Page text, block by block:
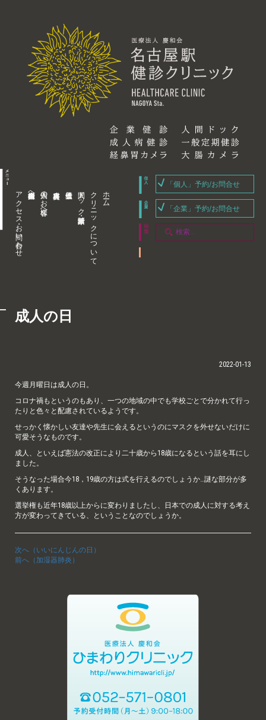
アクセス・お問い合わせ 企業内担当者様へ 個人のお客様へ 人間ドック・健康診断 クリニックについて ホーム
「個人」予約/お問合せ
「企業」予約/お問合せ
成人の日
2022-01-13
今週月曜日は成人の日。
コロナ禍もというのもあり、一つの地域の中でも学校ごとで分かれて行っ
たりと色々と配慮されているようです。
せっかく懐かしい友達や先生に会えるというのにマスクを外せないだけに
可愛そうなものです。
成人、といえば憲法の改正により二十歳から18歳になるという話を耳にし
ました。
そうなった場合今18，19歳の方は式を行えるのでしょうか…謎な部分が多
くあります。
選挙権も近年18歳以上からに変わりましたし、日本での成人に対する考え
方が変わってきている、ということなのでしょうか。
次へ（いいにんじんの日）
前へ（加湿器肺炎）